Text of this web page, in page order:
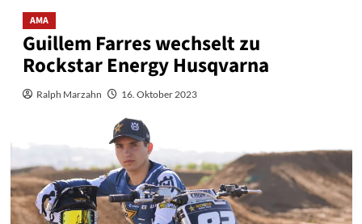
AMA
Guillem Farres wechselt zu
Rockstar Energy Husqvarna
Ralph Marzahn 16. Oktober 2023